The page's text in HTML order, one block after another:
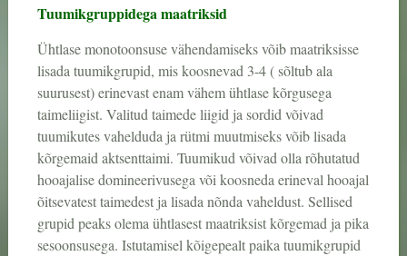
Tuumikgruppidega maatriksid
Ühtlase monotoonsuse vähendamiseks võib maatriksisse
lisada tuumikgrupid, mis koosnevad 3-4 ( sõltub ala
suurusest) erinevast enam vähem ühtlase kõrgusega
taimeliigist. Valitud taimede liigid ja sordid võivad
tuumikutes vahelduda ja rütmi muutmiseks võib lisada
kõrgemaid aktsenttaimi. Tuumikud võivad olla rõhutatud
hooajalise domineerivusega või koosneda erineval hooajal
õitsevatest taimedest ja lisada nõnda vaheldust. Sellised
grupid peaks olema ühtlasest maatriksist kõrgemad ja pika
sesoonsusega. Istutamisel kõigepealt paika tuumikgrupid